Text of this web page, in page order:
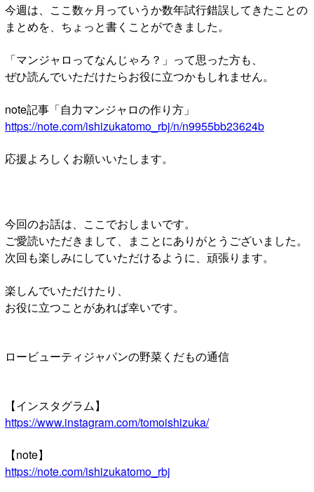
今週は、ここ数ヶ月っていうか数年試行錯誤してきたことの
まとめを、ちょっと書くことができました。
「マンジャロってなんじゃろ？」って思った方も、
ぜひ読んでいただけたらお役に立つかもしれません。
note記事「自力マンジャロの作り方」
https://note.com/ishizukatomo_rbj/n/n9955bb23624b
応援よろしくお願いいたします。
今回のお話は、ここでおしまいです。
ご愛読いただきまして、まことにありがとうございました。
次回も楽しみにしていただけるように、頑張ります。
楽しんでいただけたり、
お役に立つことがあれば幸いです。
ロービューティジャパンの野菜くだもの通信
【インスタグラム】
https://www.instagram.com/tomoishizuka/
【note】
https://note.com/ishizukatomo_rbj